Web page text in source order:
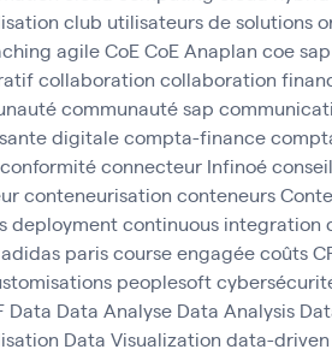
club utilisateurs de solutions
agileCoECoE Anaplan coe sap
collaboration collaboration
communauté sap
digitalecompta-finance
conformitéconnecteur Infinoéconseil
conteneurisation conteneurs
deploymentcontinuous integration
pariscourse engagéecoûts
peoplesoft
Data Data Analyse Data Analysis
Data Visualization data-driven